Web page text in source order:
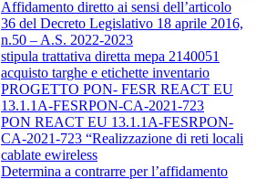
Affidamento diretto ai sensi dell’articolo
36 del Decreto Legislativo 18 aprile 2016,
n.50 – A.S. 2022-2023
stipula trattativa diretta mepa 2140051
acquisto targhe e etichette inventario
PROGETTO PON- FESR REACT EU
13.1.1A-FESRPON-CA-2021-723
PON REACT EU 13.1.1A-FESRPON-
CA-2021-723 “Realizzazione di reti locali
cablate ewireless
Determina a contrarre per l’affidamento